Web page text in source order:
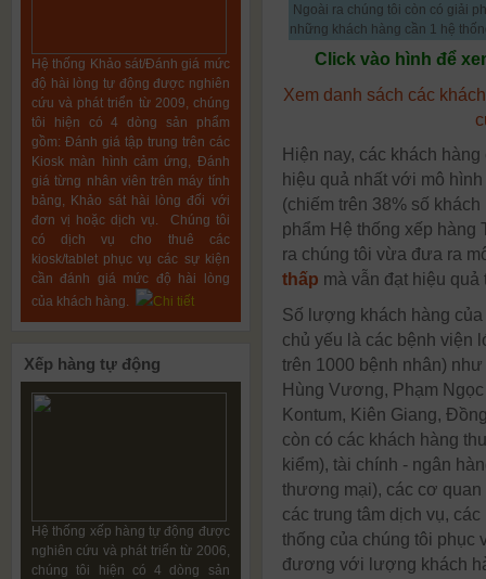
Ngoài ra chúng tôi còn có giải
những khách hàng cần 1 hệ
Click vào hình để
Xem danh sách các
Hiện nay, các khách
hiệu quả nhất với mô hình
(chiếm trên 38% số
phẩm Hệ thống xếp
ra chúng tôi vừa đưa ra
thấp mà vẫn đạt hiệu
Số lượng khách hàng
chủ yếu là các bệnh viện
trên 1000 bệnh nhân)
Hùng Vương, Phạm
Kontum, Kiên Giang,
còn có các khách hàng
kiểm), tài chính - ngân
thương mại), các cơ quan
các trung tâm dịch vụ,
thống của chúng tôi
đương với lượng khách
Hệ thống Khảo sát/Đánh giá mức
độ hài lòng tự động được nghiên
cứu và phát triển từ 2009, chúng
tôi hiện có 4 dòng sản phẩm
gồm: Đánh giá tập trung trên các
Kiosk màn hình cảm ứng, Đánh
giá từng nhân viên trên máy tính
bảng, Khảo sát hài lòng đối với
đơn vị hoặc dịch vụ. Chúng tôi
có dịch vụ cho thuê các
kiosk/tablet phục vụ các sự kiện
cần đánh giá mức độ hài lòng
của khách hàng.
Chi tiết
Xếp hàng tự động
Hệ thống xếp hàng tự động được
nghiên cứu và phát triển từ 2006,
chúng tôi hiện có 4 dòng sản